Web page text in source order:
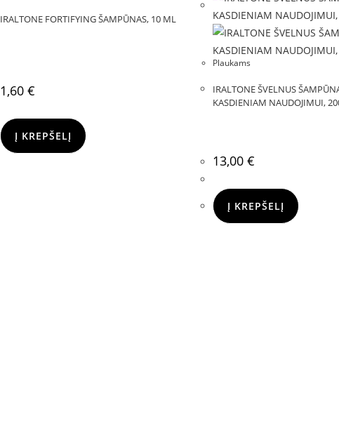
IRALTONE FORTIFYING ŠAMPŪNAS, 10 ML
1,60€
Į KREPŠELĮ
Plaukams
IRALTONE ŠVELNUS
KASDIENIAM NAUDOJIMUI,
13,00€
Į KREPŠELĮ